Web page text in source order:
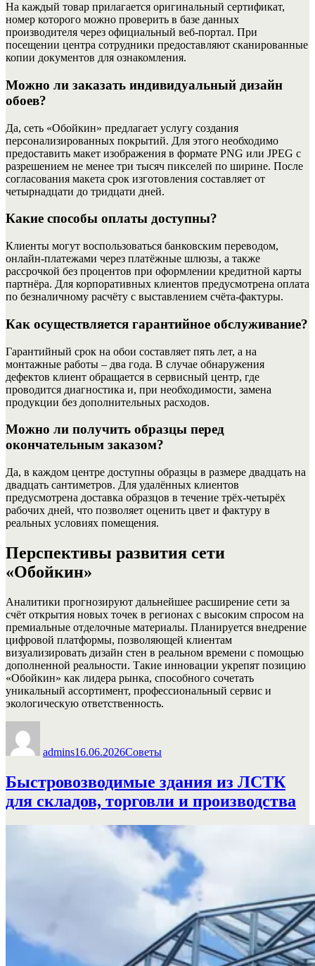
На каждый товар прилагается оригинальный сертификат,
номер которого можно проверить в базе данных
производителя через официальный веб‑портал. При
посещении центра сотрудники предоставляют сканированные
копии документов для ознакомления.
Можно ли заказать индивидуальный дизайн
обоев?
Да, сеть «Обойкин» предлагает услугу создания
персонализированных покрытий. Для этого необходимо
предоставить макет изображения в формате PNG или JPEG с
разрешением не менее три тысяч пикселей по ширине. После
согласования макета срок изготовления составляет от
четырнадцати до тридцати дней.
Какие способы оплаты доступны?
Клиенты могут воспользоваться банковским переводом,
онлайн‑платежами через платёжные шлюзы, а также
рассрочкой без процентов при оформлении кредитной карты
партнёра. Для корпоративных клиентов предусмотрена оплата
по безналичному расчёту с выставлением счёта‑фактуры.
Как осуществляется гарантийное обслуживание?
Гарантийный срок на обои составляет пять лет, а на
монтажные работы – два года. В случае обнаружения
дефектов клиент обращается в сервисный центр, где
проводится диагностика и, при необходимости, замена
продукции без дополнительных расходов.
Можно ли получить образцы перед
окончательным заказом?
Да, в каждом центре доступны образцы в размере двадцать на
двадцать сантиметров. Для удалённых клиентов
предусмотрена доставка образцов в течение трёх‑четырёх
рабочих дней, что позволяет оценить цвет и фактуру в
реальных условиях помещения.
Перспективы развития сети
«Обойкин»
Аналитики прогнозируют дальнейшее расширение сети за
счёт открытия новых точек в регионах с высоким спросом на
премиальные отделочные материалы. Планируется внедрение
цифровой платформы, позволяющей клиентам
визуализировать дизайн стен в реальном времени с помощью
дополненной реальности. Такие инновации укрепят позицию
«Обойкин» как лидера рынка, способного сочетать
уникальный ассортимент, профессиональный сервис и
экологическую ответственность.
admins16.06.2026Советы
Быстровозводимые здания из ЛСТК
для складов, торговли и производства